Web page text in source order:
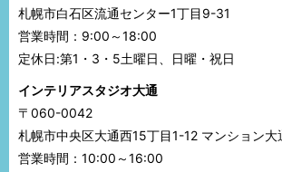
札幌市白石区流通センター1丁目9-31
営業時間：9:00～18:00
定休日:第1・3・5土曜日、日曜・祝日
インテリアスタジオ大通
〒060-0042
札幌市中央区大通西15丁目1-12 マンション大
営業時間：10:00～16:00